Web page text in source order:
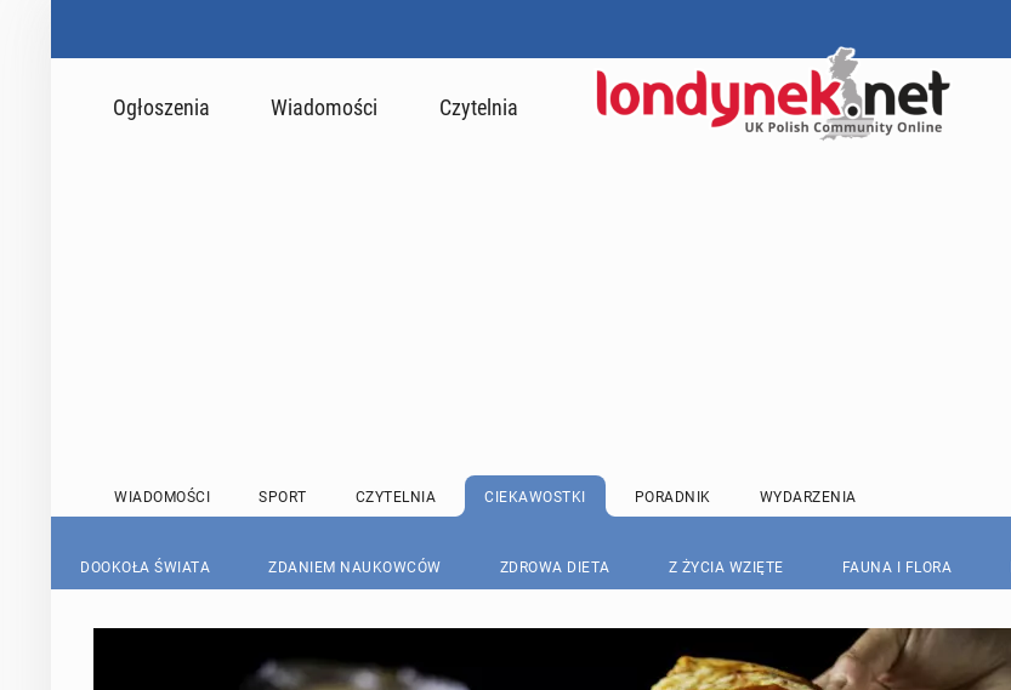
Ogłoszenia Wiadomości Czytelnia
WIADOMOŚCI SPORT CZYTELNIA CIEKAWOSTKI PORADNIK WYDARZENIA
DOOKOŁA ŚWIATA ZDANIEM NAUKOWCÓW ZDROWA DIETA Z ŻYCIA WZIĘTE FAUNA I FLORA